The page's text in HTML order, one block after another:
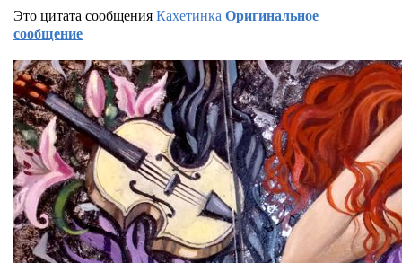
Это цитата сообщенияКахетинкаОригинальное
сообщение